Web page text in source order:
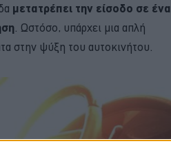
μετατρέπει την είσοδο σε ένα
. Ωστόσο, υπάρχει μια απλή
στην ψύξη του αυτοκινήτου.